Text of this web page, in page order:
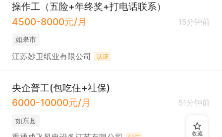
操作工（五险+年终奖+打电话联系）
4500-8000元/月
15分钟前
如皋市
江苏妙卫纸业有限公司 认证
央企普工(包吃住+社保)
6000-10000元/月
51分钟前
如东县
收藏